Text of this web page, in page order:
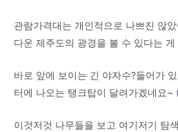
관람가격대는 개인적으로 나쁘진 않
다운 제주도의 광경을 볼 수 있다는 게
바로 앞에 보이는 긴 야자수?들어가
터에 나오는 탱크탑이 달려가겠네요~
이것저것 나무들을 보고 여기저기 탐